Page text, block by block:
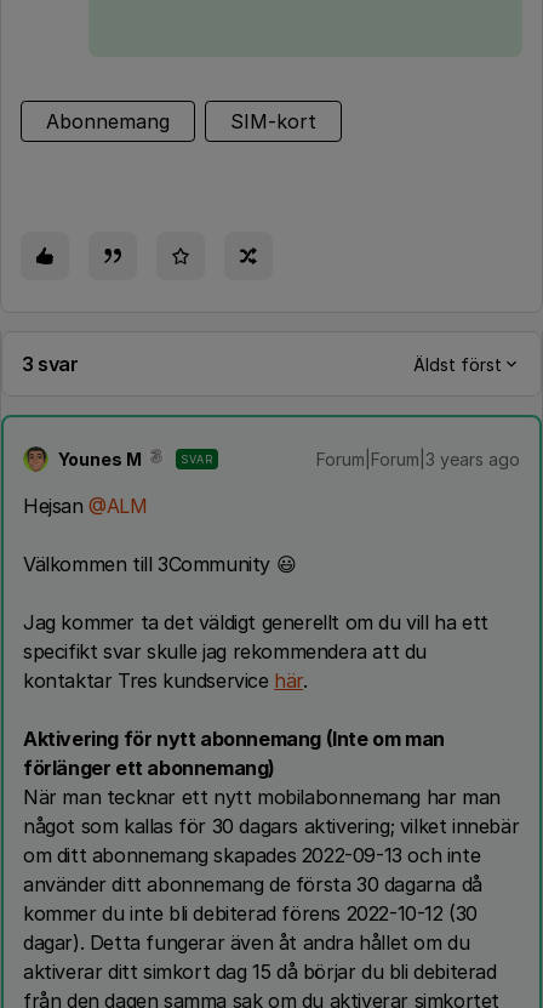
Abonnemang SIM-kort
3 svar Äldst först
Younes M SVAR Forum|Forum|3 years ago
Hejsan@ALM
Välkommen till 3Community 😃
Jag kommer ta det väldigt generellt om du vill ha ett
specifikt svar skulle jag rekommendera att du
kontaktar Tres kundservice här.
Aktivering för nytt abonnemang (Inte om man
förlänger ett abonnemang)
När man tecknar ett nytt mobilabonnemang har man
något som kallas för 30 dagars aktivering; vilket innebär
om ditt abonnemang skapades 2022-09-13 och inte
använder ditt abonnemang de första 30 dagarna då
kommer du inte bli debiterad förens 2022-10-12 (30
dagar). Detta fungerar även åt andra hållet om du
aktiverar ditt simkort dag 15 då börjar du bli debiterad
från den dagen samma sak om du aktiverar simkortet